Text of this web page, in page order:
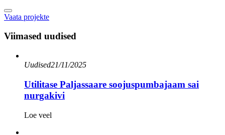
Vaata projekte
Viimased uudised
Uudised21/11/2025
Utilitase Paljassaare soojuspumbajaam sai
nurgakivi
Loe veel